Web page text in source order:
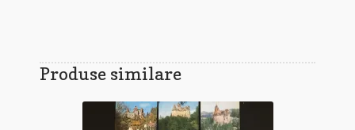
Produse similare